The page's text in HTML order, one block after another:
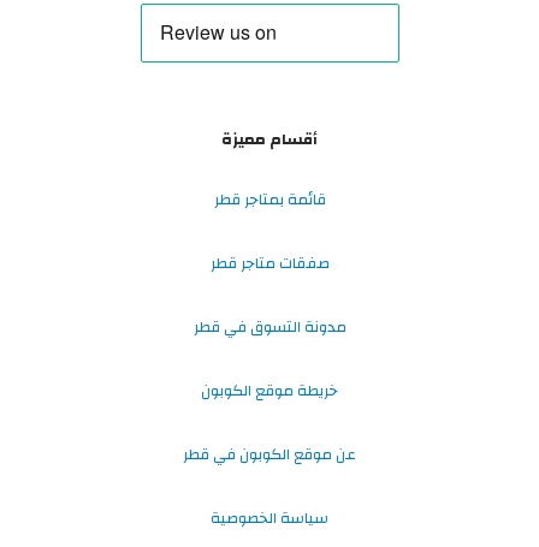
أقسام مميزة
قائمة بمتاجر قطر
صفقات متاجر قطر
مدونة التسوق في قطر
خريطة موقع الكوبون
عن موقع الكوبون في قطر
سياسة الخصوصية